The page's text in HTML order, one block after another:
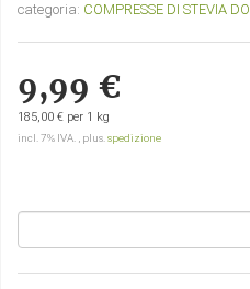
categoria: COMPRESSE DI STEVIA
9,99 €
185,00 € per 1 kg
incl. 7% IVA. , plus.spedizione